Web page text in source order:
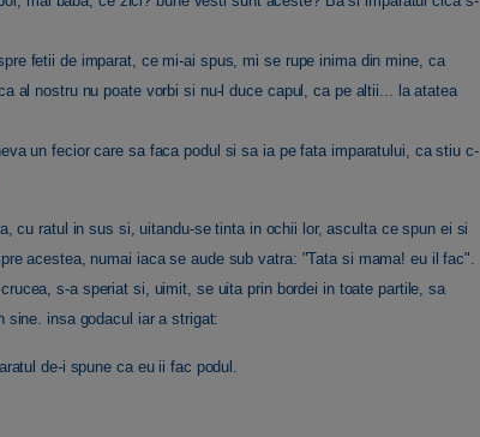
fetii de imparat, ce mi-ai spus, mi se rupe inima din mine, ca
al nostru nu poate vorbi si nu-l duce capul, ca pe altii... la atatea
un fecior care sa faca podul si sa ia pe fata imparatului, ca stiu c-
cu ratul in sus si, uitandu-se tinta in ochii lor, asculta ce spun ei si
acestea, numai iaca se aude sub vatra: "Tata si mama! eu il fac".
s-a speriat si, uimit, se uita prin bordei in toate partile, sa
sine. insa godacul iar a strigat:
de-i spune ca eu ii fac podul.